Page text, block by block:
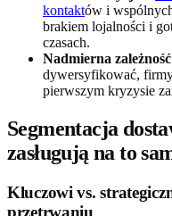
kontaktów i
brakiem lojalności i
czasach.
Nadmierna
dywersyfikować,
pierwszym kryzysie
Segmentacja
zasługują na to
Kluczowi vs.
przetrwaniu